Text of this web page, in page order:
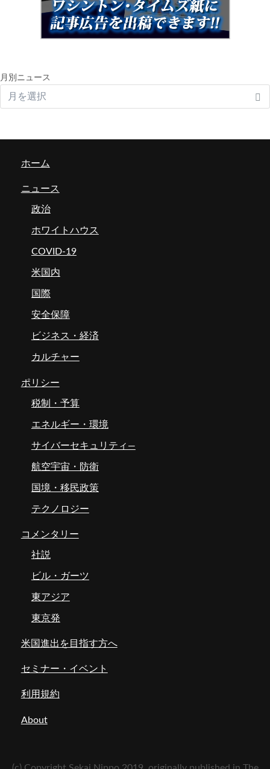
月別ニュース
ホーム
ニュース
政治
ホワイトハウス
COVID-19
米国内
国際
安全保障
ビジネス・経済
カルチャー
ポリシー
税制・予算
エネルギー・環境
サイバーセキュリティ―
航空宇宙・防衛
国境・移民政策
テクノロジー
コメンタリー
社説
ビル・ガーツ
東アジア
東京発
米国進出を目指す方へ
セミナー・イベント
利用規約
About